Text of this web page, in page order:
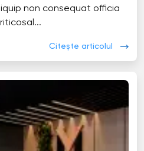
non consequat officia
Citește articolul